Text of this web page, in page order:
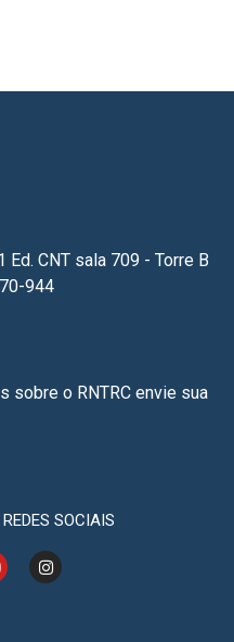
Ed. CNT sala 709 - Torre B
944
sobre o RNTRC envie sua
SOCIAIS